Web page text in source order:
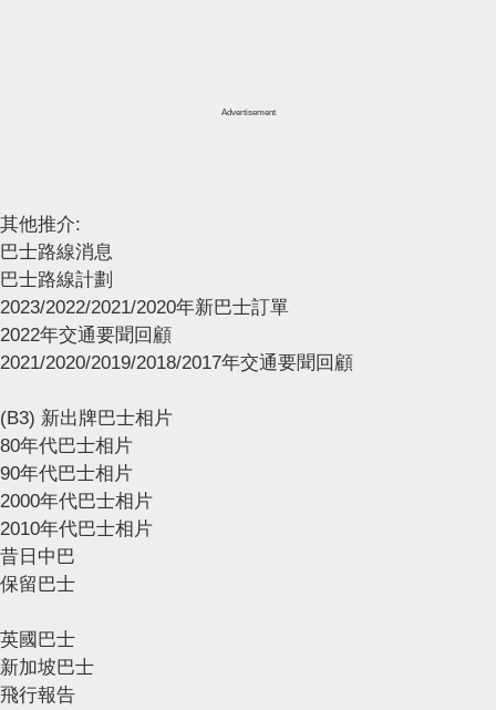
Advertisement
其他推介:
巴士路線消息
巴士路線計劃
2023/2022/2021/2020年新巴士訂單
2022年交通要聞回顧
2021/2020/2019/2018/2017年交通要聞回顧
(B3) 新出牌巴士相片
80年代巴士相片
90年代巴士相片
2000年代巴士相片
2010年代巴士相片
昔日中巴
保留巴士
英國巴士
新加坡巴士
飛行報告